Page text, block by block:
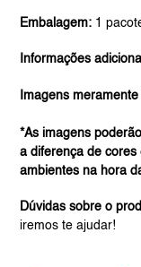
Embalagem: 1
Informações
Imagens
*As imagens
a diferença de cores
ambientes na hora
Dúvidas sobre o
iremos te ajudar!